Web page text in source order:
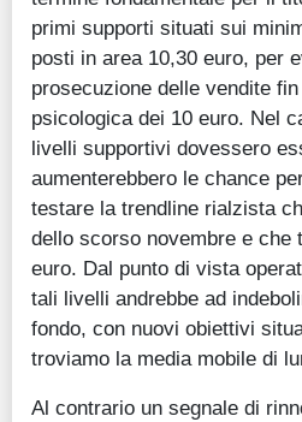
primi supporti situati sui
posti in area 10,30 euro, per
prosecuzione delle vendite
psicologica dei 10 euro. Nel
livelli supportivi dovessero
aumenterebbero le chance
testare la trendline rialzista
dello scorso novembre e che
euro. Dal punto di vista
tali livelli andrebbe ad
fondo, con nuovi obiettivi
troviamo la media mobile di
Al contrario un segnale di